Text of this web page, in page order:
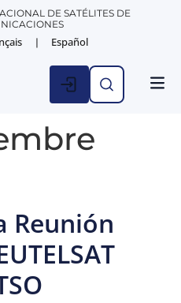
DE SATÉLITES DE
Español
Reunión